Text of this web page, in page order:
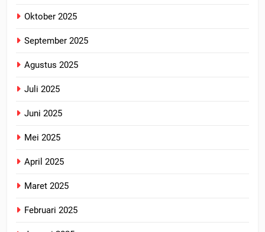
Oktober 2025
September 2025
Agustus 2025
Juli 2025
Juni 2025
Mei 2025
April 2025
Maret 2025
Februari 2025